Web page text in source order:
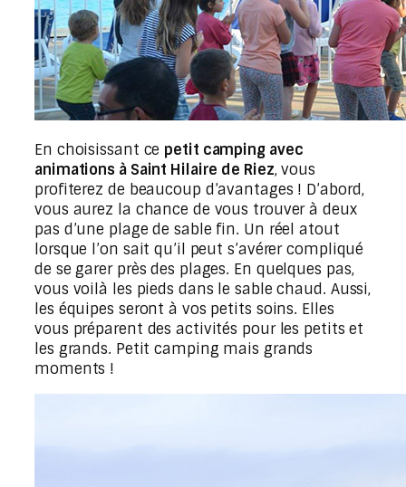
En choisissant ce petit camping avec
animations à Saint Hilaire de Riez, vous
profiterez de beaucoup d’avantages ! D’abord,
vous aurez la chance de vous trouver à deux
pas d’une plage de sable fin. Un réel atout
lorsque l’on sait qu’il peut s’avérer compliqué
de se garer près des plages. En quelques pas,
vous voilà les pieds dans le sable chaud. Aussi,
les équipes seront à vos petits soins. Elles
vous préparent des activités pour les petits et
les grands. Petit camping mais grands
moments !